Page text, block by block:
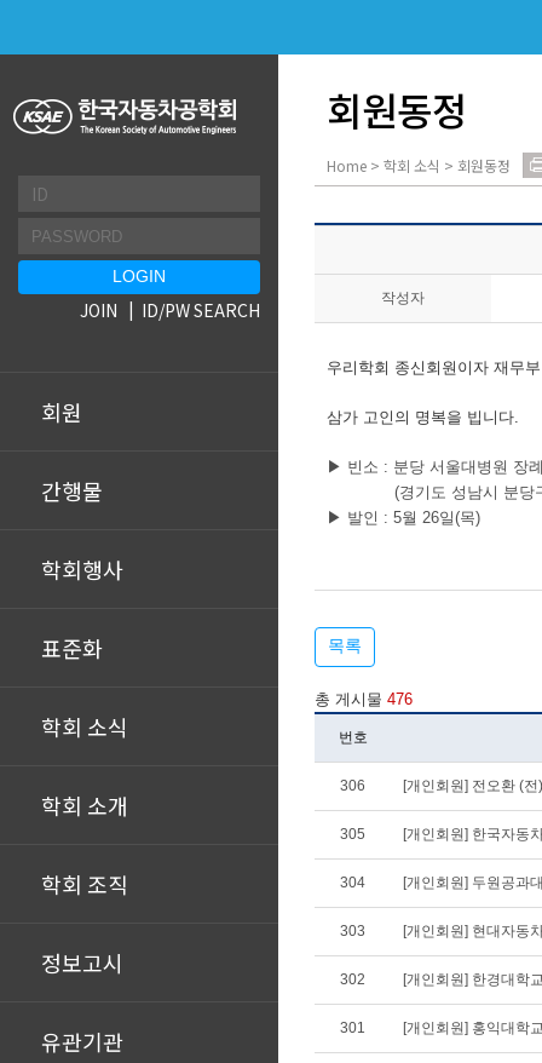
회원
간행물
학회행사
표준화
학회 소식
학회 소개
학회 조직
정보고시
유관기관
JOIN ID/PW SEARCH
회원동정
Home > 학회 소식 > 회원동정
작성자
우리학회 종신회원이자 재무
삼가 고인의 명복을 빕니다.
▶ 빈소 : 분당 서울대병원 장
(경기도 성남시 분당구
▶ 발인 : 5월 26일(목)
목록
총 게시물 476
번호
306 [개인회원] 전오환 (
305 [개인회원] 한국자동
304 [개인회원] 두원공과
303 [개인회원] 현대자동
302 [개인회원] 한경대학
301 [개인회원] 홍익대학